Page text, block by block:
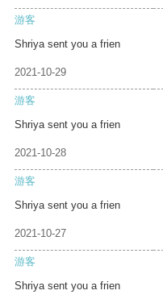
游客
Shriya sent you a frien
2021-10-29
游客
Shriya sent you a frien
2021-10-28
游客
Shriya sent you a frien
2021-10-27
游客
Shriya sent you a frien